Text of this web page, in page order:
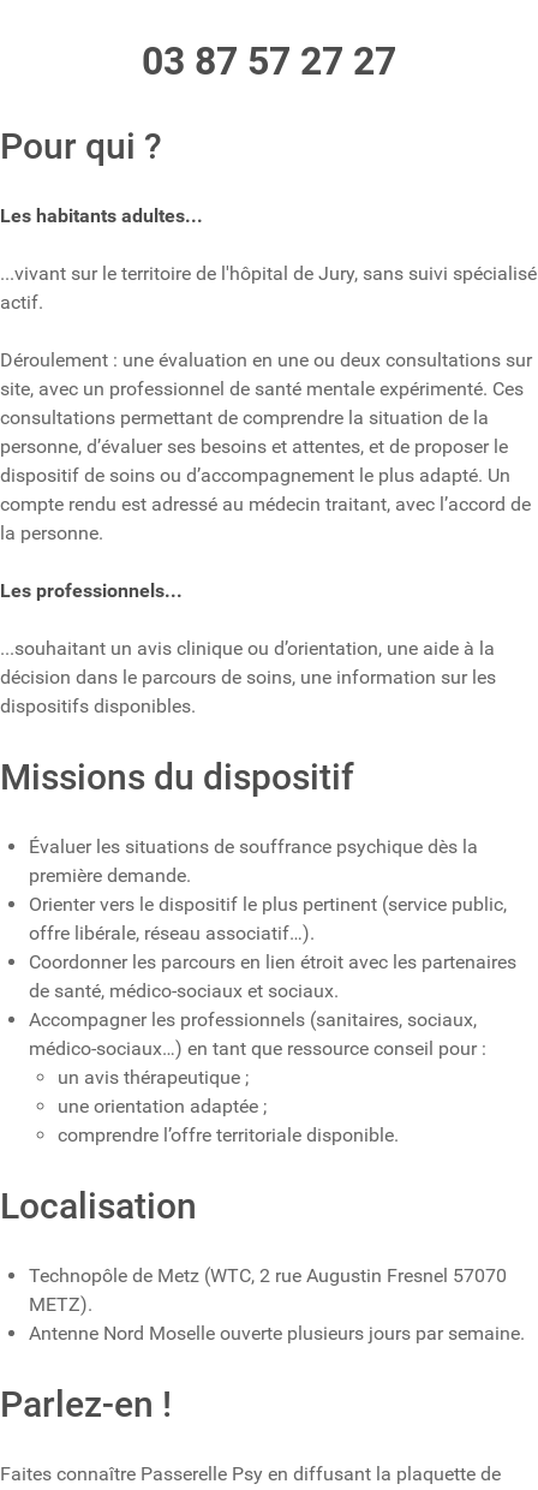
03 87 57 27 27
Pour qui ?
Les habitants adultes...
...vivant sur le territoire de l'hôpital de Jury, sans suivi spécialisé
actif.
Déroulement : une évaluation en une ou deux consultations sur
site, avec un professionnel de santé mentale expérimenté. Ces
consultations permettant de comprendre la situation de la
personne, d’évaluer ses besoins et attentes, et de proposer le
dispositif de soins ou d’accompagnement le plus adapté. Un
compte rendu est adressé au médecin traitant, avec l’accord de
la personne.
Les professionnels...
...souhaitant un avis clinique ou d’orientation, une aide à la
décision dans le parcours de soins, une information sur les
dispositifs disponibles.
Missions du dispositif
Évaluer les situations de souffrance psychique dès la
première demande.
Orienter vers le dispositif le plus pertinent (service public,
offre libérale, réseau associatif…).
Coordonner les parcours en lien étroit avec les partenaires
de santé, médico-sociaux et sociaux.
Accompagner les professionnels (sanitaires, sociaux,
médico-sociaux…) en tant que ressource conseil pour :
un avis thérapeutique ;
une orientation adaptée ;
comprendre l’offre territoriale disponible.
Localisation
Technopôle de Metz (WTC, 2 rue Augustin Fresnel 57070
METZ).
Antenne Nord Moselle ouverte plusieurs jours par semaine.
Parlez-en !
Faites connaître Passerelle Psy en diffusant la plaquette de